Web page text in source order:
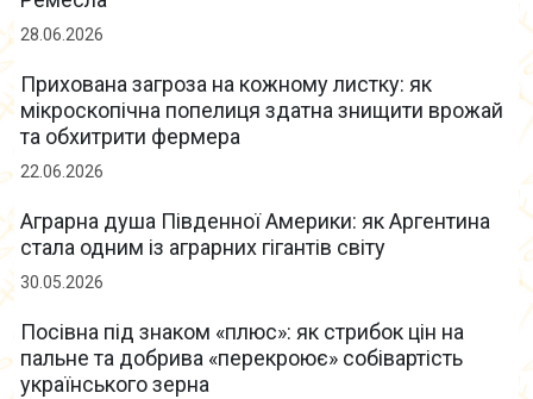
28.06.2026
Прихована загроза на кожному листку: як
мікроскопічна попелиця здатна знищити врожай
та обхитрити фермера
22.06.2026
Аграрна душа Південної Америки: як Аргентина
стала одним із аграрних гігантів світу
30.05.2026
Посівна під знаком «плюс»: як стрибок цін на
пальне та добрива «перекроює» собівартість
українського зерна